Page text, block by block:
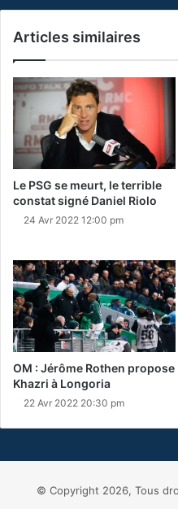
Articles similaires
Le PSG se meurt, le terrible
constat signé Daniel Riolo
24 Avr 2022 12:00 pm
OM : Jérôme Rothen propose
Khazri à Longoria
22 Avr 2022 20:30 pm
© Copyright 2026, Tous